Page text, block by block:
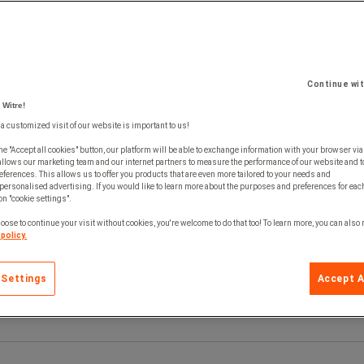
Continue
Witre!
customized visit of our website is important to us!
"Accept all cookies" button, our platform will be able to exchange information with your browser
our marketing team and our internet partners to measure the performance of our website and
This allows us to offer you products that are even more tailored to your needs and
advertising. If you would like to learn more about the purposes and preferences for
"cookie settings".
to continue your visit without cookies, you're welcome to do that too! To learn more, you can also
Accept